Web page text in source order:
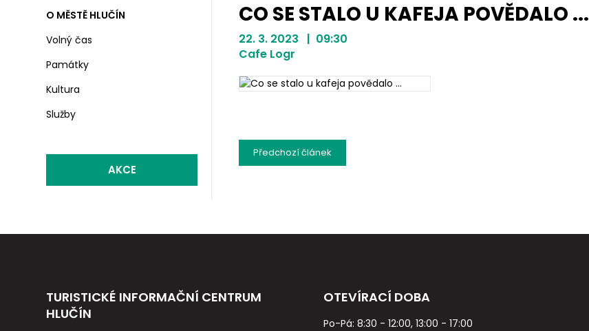
O MĚSTĚ HLUČÍN
Volný čas
Památky
Kultura
Služby
AKCE
CO SE STALO U KAFEJA POVĚDALO ...
22. 3. 2023 | 09:30
Cafe Logr
Předchozíčlánek
TURISTICKÉ INFORMAČNÍ CENTRUM
HLUČÍN
OTEVÍRACÍ DOBA
Po-Pá: 8:30 - 12:00, 13:00 - 17:00